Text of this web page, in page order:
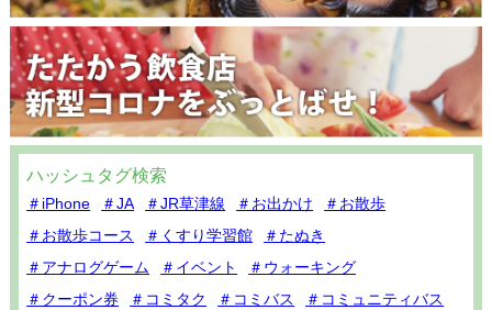
ハッシュタグ検索
＃iPhone ＃JA ＃JR草津線 ＃お出かけ
＃お散歩
＃お散歩コース
＃くすり学習館
＃たぬき
＃アナログゲーム
＃イベント
＃ウォーキング
＃クーポン券
＃コミタク ＃コミバス
＃コミュニティバス